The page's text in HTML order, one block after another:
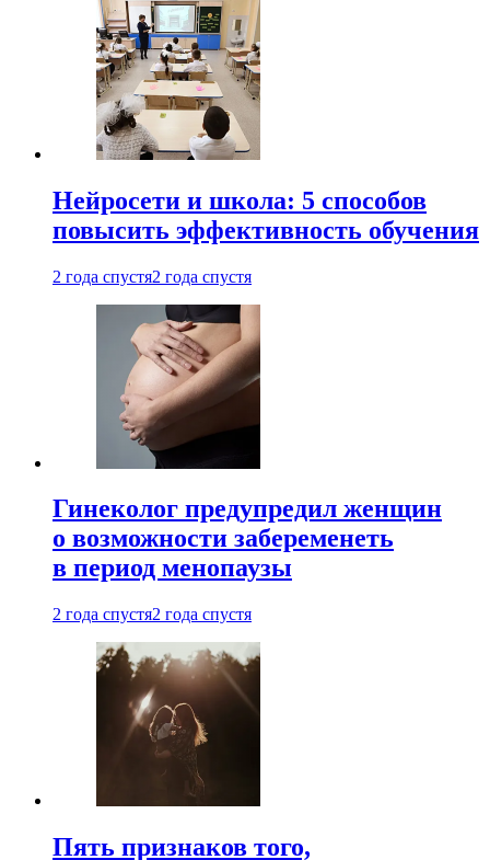
Нейросети и школа: 5 способов
повысить эффективность обучения
2 года спустя2 года спустя
Гинеколог предупредил женщин
о возможности забеременеть
в период менопаузы
2 года спустя2 года спустя
Пять признаков того,